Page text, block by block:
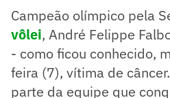
Campeão olímpico pela
vôlei, André Felippe
- como ficou conhecido,
feira (7), vítima de
parte da equipe que